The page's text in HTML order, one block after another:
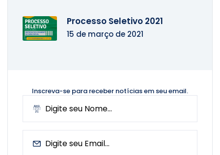
Processo Seletivo 2021
15 de março de 2021
Inscreva-se para receber notíciasem seu email.